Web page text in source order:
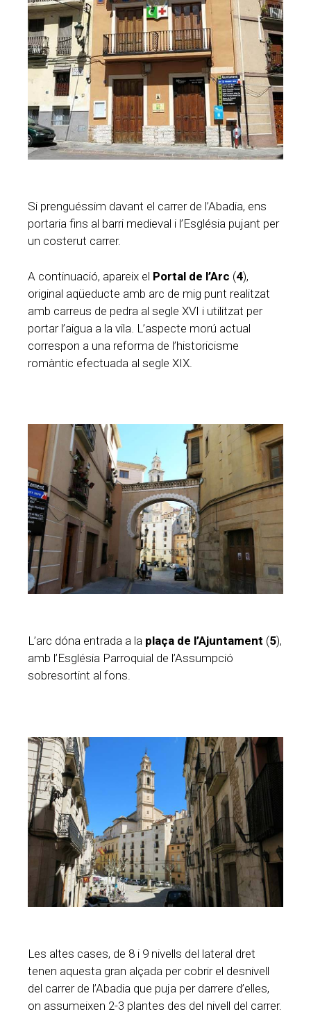
Si prenguéssim davant el carrer de l’Abadia, ens
portaria fins al barri medieval i l’Església pujant per
un costerut carrer.
A continuació, apareix el Portal de l’Arc (4),
original aqüeducte amb arc de mig punt realitzat
amb carreus de pedra al segle XVI i utilitzat per
portar l’aigua a la vila. L’aspecte morú actual
correspon a una reforma de l’historicisme
romàntic efectuada al segle XIX.
L’arc dóna entrada a la plaça de l’Ajuntament (5),
amb l’Església Parroquial de l’Assumpció
sobresortint al fons.
Les altes cases, de 8 i 9 nivells del lateral dret
tenen aquesta gran alçada per cobrir el desnivell
del carrer de l’Abadia que puja per darrere d’elles,
on assumeixen 2-3 plantes des del nivell del carrer.